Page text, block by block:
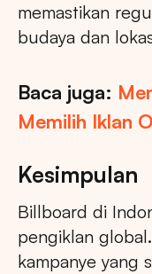
memastikan
budaya dan
Baca juga:
Memilih Iklan
Kesimpulan
Billboard di
pengiklan
kampanye yang